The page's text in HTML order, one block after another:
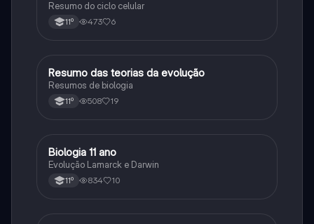
Resumo do ciclo celular
11º 473 6
Biologia
Resumo das teorias da evolução
Resumos de biologia
11º 508 19
Biologia
Biologia 11 ano
Evolução Lamarck e Darwin
11º 834 10